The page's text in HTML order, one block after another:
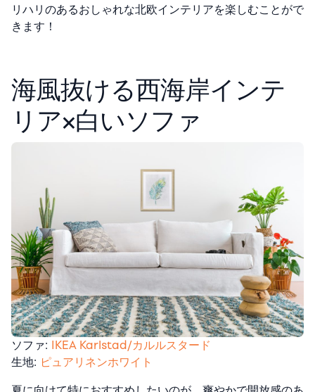
リハリのあるおしゃれな北欧インテリアを楽しむことがで
きます！
海風抜ける西海岸インテ
リア×白いソファ
ソファ: IKEA Karlstad/カルルスタード
生地: ピュアリネンホワイト